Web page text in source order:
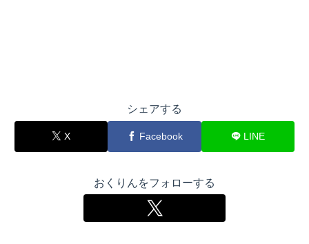
シェアする
X Facebook LINE
おくりんをフォローする